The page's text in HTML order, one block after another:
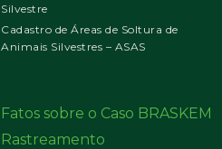
Silvestre
Cadastro de Áreas de Soltura de
Animais Silvestres – ASAS
Fatos sobre o Caso BRASKEM
Rastreamento